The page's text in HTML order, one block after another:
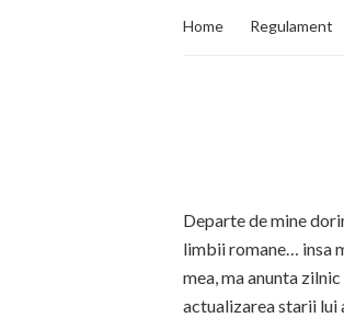
Home Regulament
Departe de mine
limbii romane… insa
mea, ma anunta
actualizarea starii lui